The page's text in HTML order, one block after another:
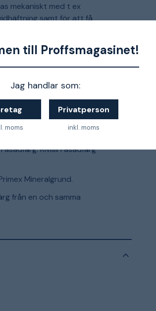
till Proffsmagasinet!
Jag handlar som:
moms
Privatperson
inkl. moms
mekaniskt med t ex
samt för att få
efter 1-2 månaders
för att få extra bra
rengöring avlägsnas
lagas med passande
torka i minst 12 timmar
och anpassa
Ytor som grundats med
Kivisil Fasadfärg
Mineralgrund.
från en och samma